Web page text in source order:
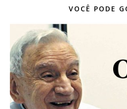
VOCÊ PODE